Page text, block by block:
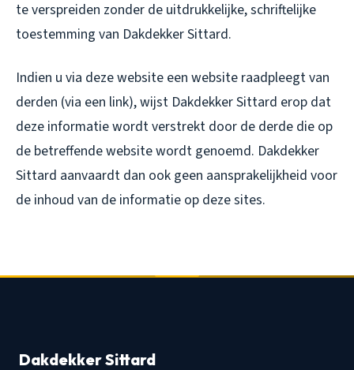
te verspreiden zonder de uitdrukkelijke, schriftelijke
toestemming van Dakdekker Sittard.
Indien u via deze website een website raadpleegt van
derden (via een link), wijst Dakdekker Sittard erop dat
deze informatie wordt verstrekt door de derde die op
de betreffende website wordt genoemd. Dakdekker
Sittard aanvaardt dan ook geen aansprakelijkheid voor
de inhoud van de informatie op deze sites.
Dakdekker Sittard